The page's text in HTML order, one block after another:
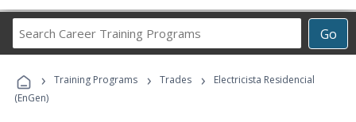
Go
Career
Programs
› Training Programs › Trades ›
Electricista Residencial
(EnGen)